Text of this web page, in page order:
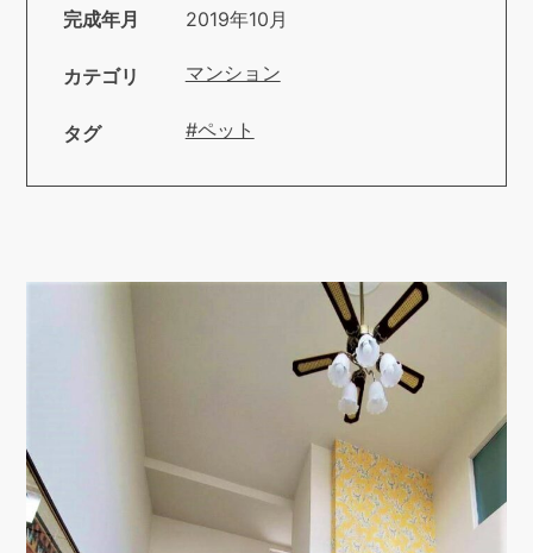
完成年月 2019年10月
カテゴリ マンション
タグ #ペット